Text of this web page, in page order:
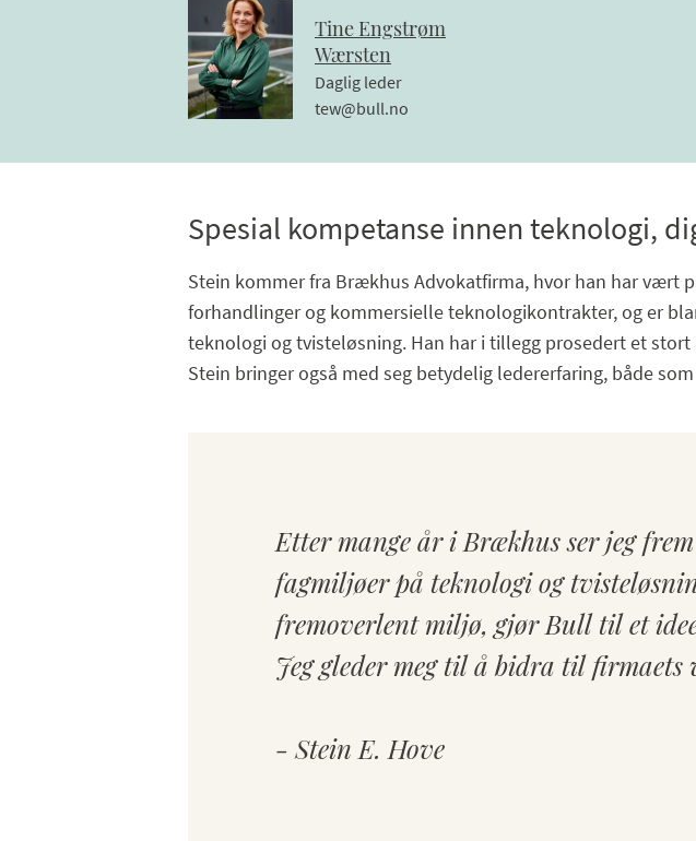
Tine Engstrøm
Wærsten
Daglig leder
tew@bull.no
Spesial kompetanse innen teknologi,
Stein kommer fra Brækhus Advokatfirma, hvor han har vært
forhandlinger og kommersielle teknologikontrakter, og er
teknologi og tvisteløsning. Han har i tillegg prosedert et
Stein bringer også med seg betydelig ledererfaring, både
Etter mange år i Brækhus ser jeg
fagmiljøer på teknologi og
fremoverlent miljø, gjør Bull til et
Jeg gleder meg til å bidra til firmaets
- Stein E. Hove